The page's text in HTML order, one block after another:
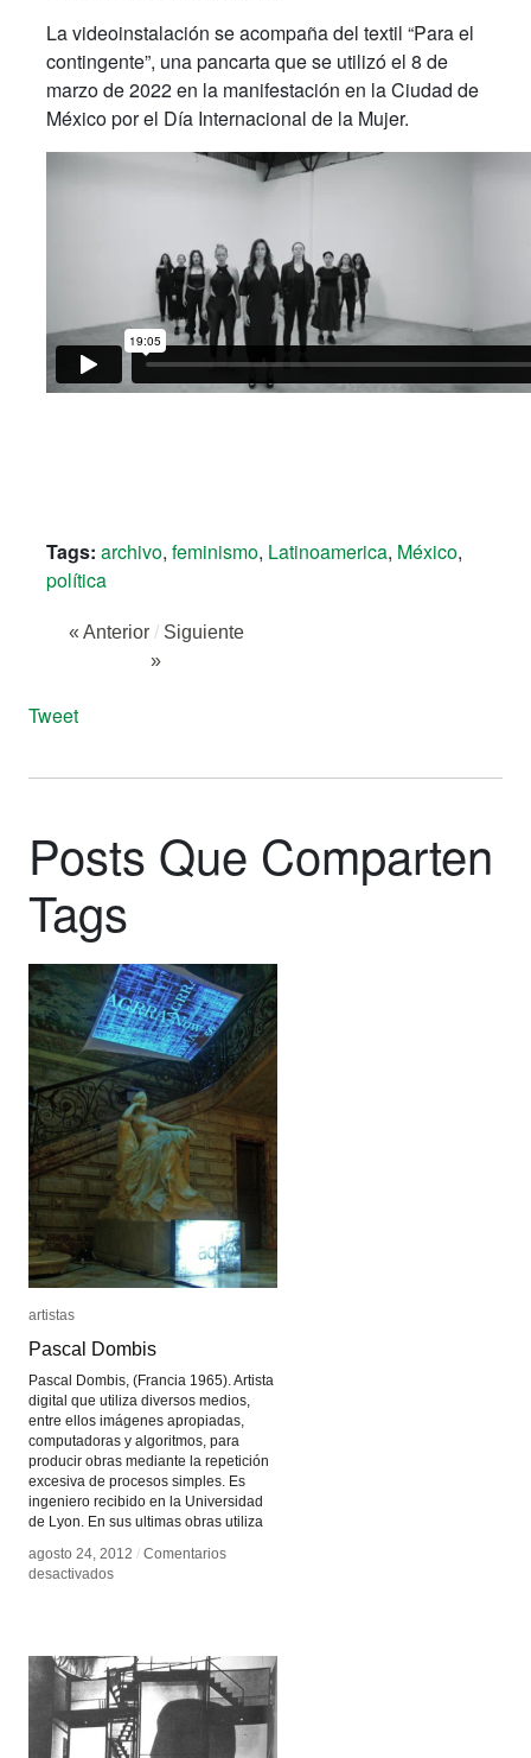
La videoinstalación se acompaña del textil “Para el
contingente”, una pancarta que se utilizó el 8 de
marzo de 2022 en la manifestación en la Ciudad de
México por el Día Internacional de la Mujer.
Tags: archivo, feminismo, Latinoamerica, México,
política
« Anterior / Siguiente
»
Tweet
Posts Que Comparten
Tags
artistas
Pascal Dombis
Pascal Dombis, (Francia 1965). Artista
digital que utiliza diversos medios,
entre ellos imágenes apropiadas,
computadoras y algoritmos, para
producir obras mediante la repetición
excesiva de procesos simples. Es
ingeniero recibido en la Universidad
de Lyon. En sus ultimas obras utiliza
agosto 24, 2012 / Comentarios
desactivadosen
artistas
Pascal Dombis
agosto 24, 2012 / Comentarios
desactivadosen